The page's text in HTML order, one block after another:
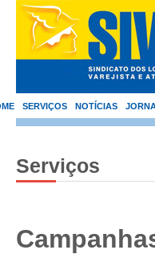
SERVIÇOS NOTÍCIAS
Serviços